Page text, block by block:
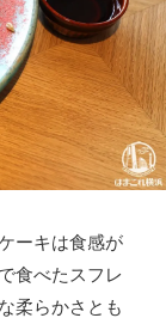
ーキは食感が
食べたスフレ
柔らかさとも